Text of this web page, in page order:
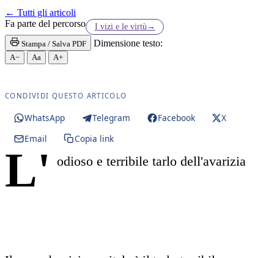
← Tutti gli articoli
Fa parte del percorso
I vizi e le virtù →
Stampa / Salva PDF
Dimensione testo:
A− Aa A+
CONDIVIDI QUESTO ARTICOLO
WhatsApp Telegram Facebook
X
Email
Copia link
L' odioso e terribile tarlo dell'avarizia